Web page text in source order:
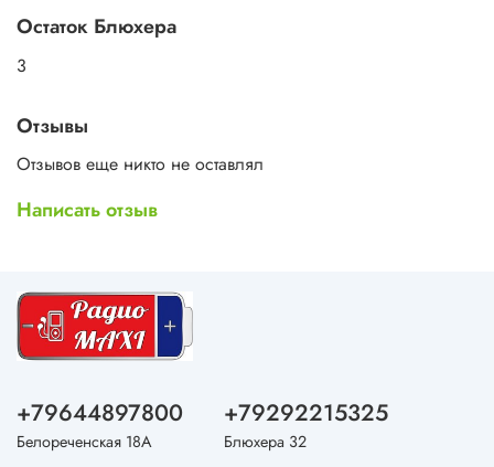
Остаток Блюхера
3
Отзывы
Отзывов еще никто не оставлял
Написать отзыв
+79644897800
Белореченская 18А
+79292215325
Блюхера 32